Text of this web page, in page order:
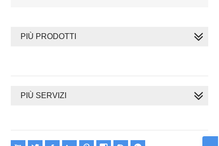
PIÙ PRODOTTI
PIÙ SERVIZI